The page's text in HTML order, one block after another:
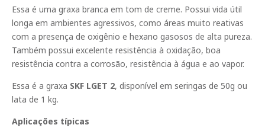
Essa é uma graxa branca em tom de creme. Possui vida útil
longa em ambientes agressivos, como áreas muito reativas
com a presença de oxigênio e hexano gasosos de alta pureza.
Também possui excelente resistência à oxidação, boa
resistência contra a corrosão, resistência à água e ao vapor.
Essa é a graxa SKF LGET 2, disponível em seringas de 50g ou
lata de 1 kg.
Aplicações típicas